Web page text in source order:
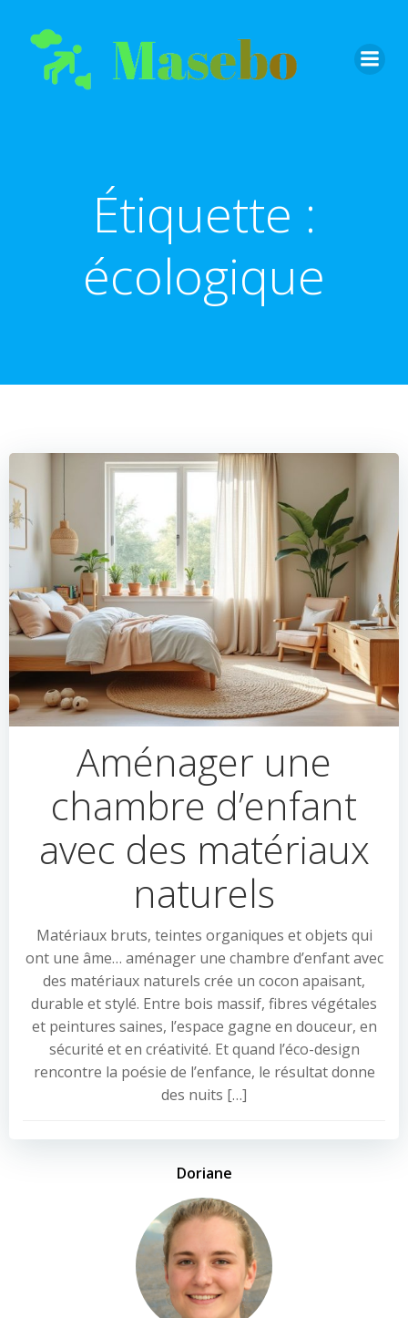
contenu
Étiquette :
écologique
Aménager une
chambre d’enfant
avec des matériaux
naturels
Matériaux bruts, teintes organiques et objets qui
ont une âme… aménager une chambre d’enfant avec
des matériaux naturels crée un cocon apaisant,
durable et stylé. Entre bois massif, fibres végétales
et peintures saines, l’espace gagne en douceur, en
sécurité et en créativité. Et quand l’éco-design
rencontre la poésie de l’enfance, le résultat donne
des nuits […]
Doriane